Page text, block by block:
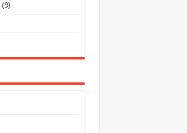
(9)